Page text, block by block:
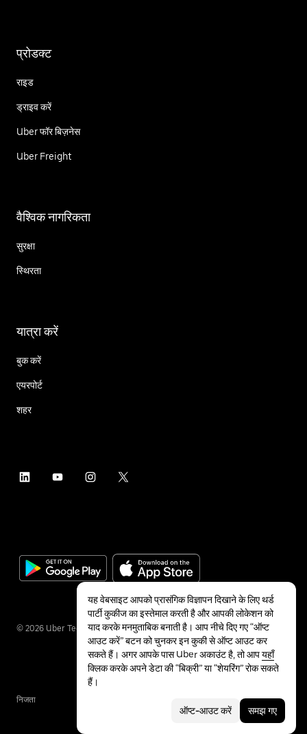
प्रोडक्ट
राइड
ड्राइव करें
Uber फॉर बिज़नेस
Uber Freight
वैश्विक नागरिकता
सुरक्षा
स्थिरता
यात्रा करें
बुक करें
एयरपोर्ट
शहर
© 2026 Uber Technologies Inc.
निजता
यह वेबसाइट आपको प्रासंगिक विज्ञापन दिखाने के लिए थर्ड
पार्टी कुकीज का इस्तेमाल करती है और आपकी लोकेशन को
याद करके मनमुताबिक बनाती है। आप नीचे दिए गए “ऑप्ट
आउट करें” बटन को चुनकर इन कुकी से ऑप्ट आउट कर
सकते हैं। अगर आपके पास Uber अकाउंट है, तो आपयहाँ
क्लिक करके अपने डेटा की “बिक्री” या “शेयरिंग” रोक सकते
हैं।
ऑप्ट-आउट करें समझ गए